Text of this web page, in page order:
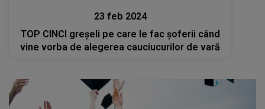
23 feb 2024
TOP CINCI greșeli pe care le fac șoferii când
vine vorba de alegerea cauciucurilor de vară